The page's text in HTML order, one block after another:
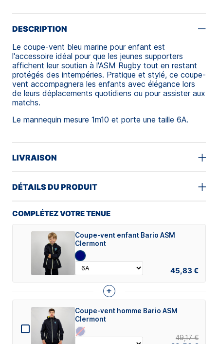
DESCRIPTION
Le coupe-vent bleu marine pour enfant est
l'accessoire idéal pour que les jeunes supporters
affichent leur soutien à l'ASM Rugby tout en restant
protégés des intempéries. Pratique et stylé, ce coupe-
vent accompagnera les enfants avec élégance lors
de leurs déplacements quotidiens ou pour assister aux
matchs.
Le mannequin mesure 1m10 et porte une taille 6A.
LIVRAISON
DÉTAILS DU PRODUIT
COMPLÉTEZ VOTRE TENUE
Coupe-vent enfant Bario ASM
Clermont
45,83 €
+
Coupe-vent homme Bario ASM
Clermont
49,17 €